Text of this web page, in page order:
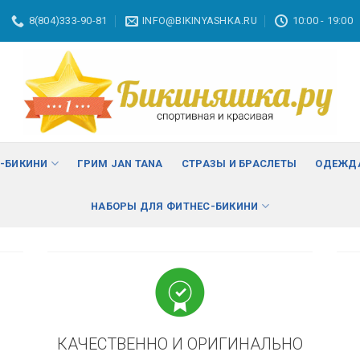
8(804)333-90-81 INFO@BIKINYASHKA.RU 10:00 - 19:00
БИКИНИ ГРИМ JAN TANA СТРАЗЫ И БРАСЛЕТЫ
НАБОРЫ ДЛЯ ФИТНЕС-БИКИНИ
КАЧЕСТВЕННО И ОРИГИНАЛЬНО
изменить